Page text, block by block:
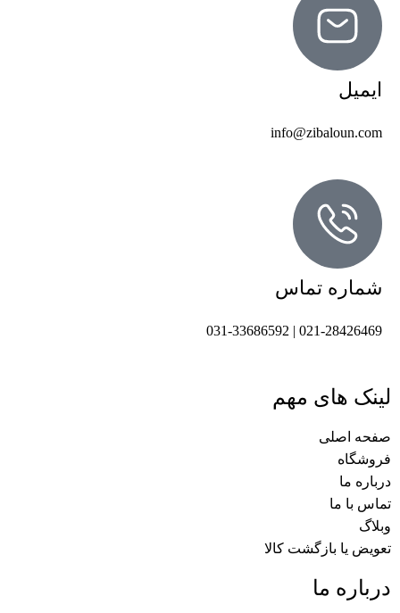
ایمیل
info@zibaloun.com
شماره تماس
021-28426469 | 031-33686592
لینک های مهم
صفحه اصلی
فروشگاه
درباره ما
تماس با ما
وبلاگ
تعویض یا بازگشت کالا
درباره ما